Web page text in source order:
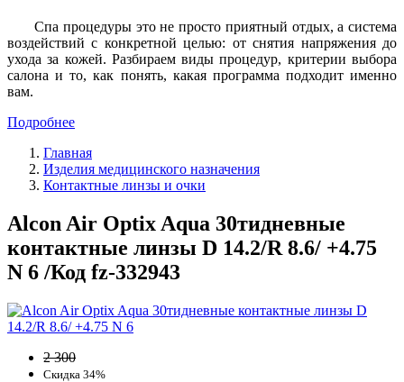
Спа процедуры это не просто приятный отдых, а система
воздействий с конкретной целью: от снятия напряжения до
ухода за кожей. Разбираем виды процедур, критерии выбора
салона и то, как понять, какая программа подходит именно
вам.
Подробнее
Главная
Изделия медицинского назначения
Контактные линзы и очки
Alcon Air Optix Aqua 30тидневные
контактные линзы D 14.2/R 8.6/ +4.75
N 6 /Код fz-332943
2 300
Скидка 34%